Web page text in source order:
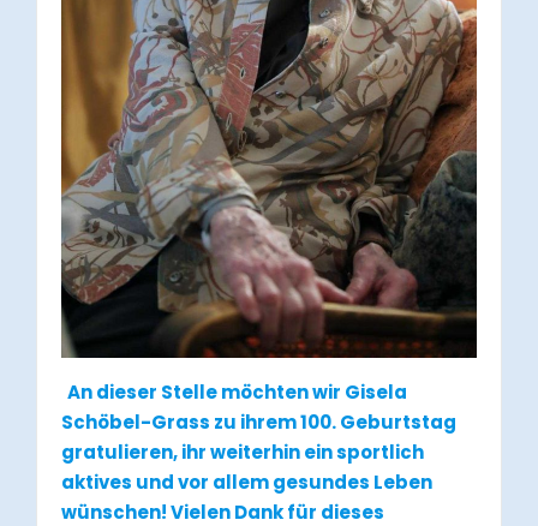
An dieser Stelle möchten wir Gisela
Schöbel-Grass zu ihrem 100. Geburtstag
gratulieren, ihr weiterhin ein sportlich
aktives und vor allem gesundes Leben
wünschen! Vielen Dank für dieses